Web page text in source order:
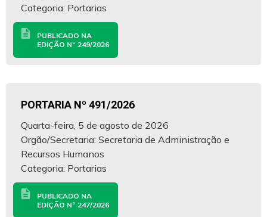
Categoria: Portarias
description
PUBLICADO NA
EDIÇÃO Nº 249/2026
PORTARIA Nº 491/2026
Quarta-feira, 5 de agosto de 2026
Orgão/Secretaria: Secretaria de Administração e
Recursos Humanos
Categoria: Portarias
description
PUBLICADO NA
EDIÇÃO Nº 247/2026